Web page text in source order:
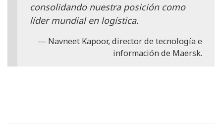
consolidando nuestra posición como
líder mundial en logística.
Navneet Kapoor, director de tecnología e
información de Maersk.